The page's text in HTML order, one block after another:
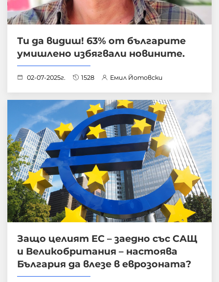
Ти да видиш! 63% от българите
умишлено избягвали новините.
02-07-2025г. 1528 Емил Йотовски
Защо целият ЕС – заедно със САЩ
и Великобритания – настоява
България да влезе в еврозоната?